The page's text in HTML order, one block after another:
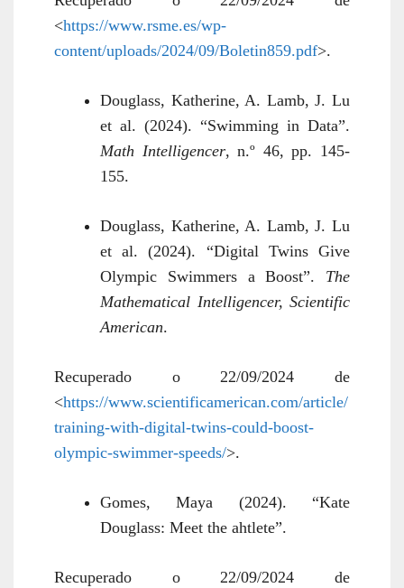
<https://www.rsme.es/wp-
content/uploads/2024/09/Boletin859.pdf>.
Douglass, Katherine, A. Lamb, J. Lu
et al. (2024). “Swimming in Data”.
Math Intelligencer, n.º 46, pp. 145-
155.
Douglass, Katherine, A. Lamb, J. Lu
et al. (2024). “Digital Twins Give
Olympic Swimmers a Boost”. The
Mathematical Intelligencer, Scientific
American.
Recuperado o 22/09/2024 de
<https://www.scientificamerican.com/article/
training-with-digital-twins-could-boost-
olympic-swimmer-speeds/>.
Gomes, Maya (2024). “Kate
Douglass: Meet the ahtlete”.
Recuperado o 22/09/2024 de